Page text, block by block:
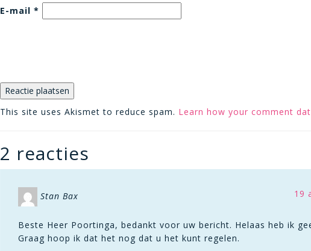
E-mail *
This site uses Akismet to reduce spam. Learn how your comment
2 reacties
Stan Bax 19
Beste Heer Poortinga, bedankt voor uw bericht. Helaas heb ik
Graag hoop ik dat het nog dat u het kunt regelen.